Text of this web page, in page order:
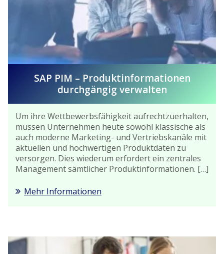
SAP PIM – Produktinformationen
durchgängig verwalten
Um ihre Wettbewerbsfähigkeit aufrechtzuerhalten,
müssen Unternehmen heute sowohl klassische als
auch moderne Marketing- und Vertriebskanäle mit
aktuellen und hochwertigen Produktdaten zu
versorgen. Dies wiederum erfordert ein zentrales
Management sämtlicher Produktinformationen. […]
Mehr Informationen